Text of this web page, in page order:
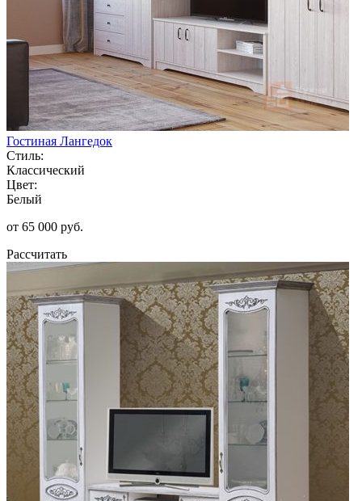
Гостиная Лангедок
Стиль:
Классический
Цвет:
Белый
от 65 000 руб.
Рассчитать